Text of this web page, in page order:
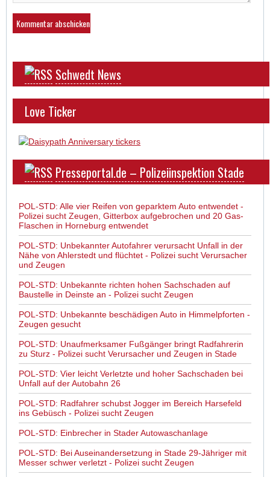
Schwedt News
Love Ticker
Presseportal.de – Polizeiinspektion Stade
POL-STD: Alle vier Reifen von geparktem Auto entwendet -
Polizei sucht Zeugen, Gitterbox aufgebrochen und 20 Gas-
Flaschen in Horneburg entwendet
POL-STD: Unbekannter Autofahrer verursacht Unfall in der
Nähe von Ahlerstedt und flüchtet - Polizei sucht Verursacher
und Zeugen
POL-STD: Unbekannte richten hohen Sachschaden auf
Baustelle in Deinste an - Polizei sucht Zeugen
POL-STD: Unbekannte beschädigen Auto in Himmelpforten -
Zeugen gesucht
POL-STD: Unaufmerksamer Fußgänger bringt Radfahrerin
zu Sturz - Polizei sucht Verursacher und Zeugen in Stade
POL-STD: Vier leicht Verletzte und hoher Sachschaden bei
Unfall auf der Autobahn 26
POL-STD: Radfahrer schubst Jogger im Bereich Harsefeld
ins Gebüsch - Polizei sucht Zeugen
POL-STD: Einbrecher in Stader Autowaschanlage
POL-STD: Bei Auseinandersetzung in Stade 29-Jähriger mit
Messer schwer verletzt - Polizei sucht Zeugen